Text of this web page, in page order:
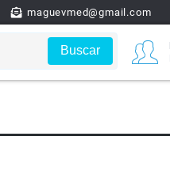
maguevmed@gmail.com
Buscar